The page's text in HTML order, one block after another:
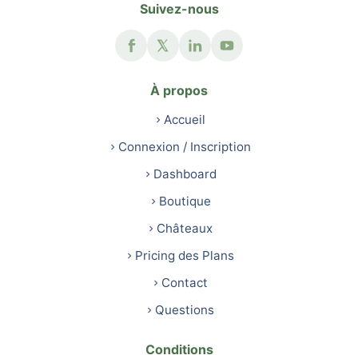
Suivez-nous
À propos
Accueil
Connexion / Inscription
Dashboard
Boutique
Châteaux
Pricing des Plans
Contact
Questions
Conditions